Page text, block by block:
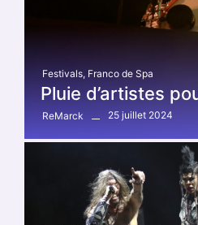
Festivals, Franco de Spa
Pluie d’artistes
ReMarck 25 juillet 2024